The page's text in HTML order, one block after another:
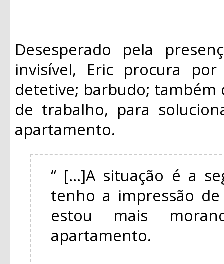
Desesperado pela
invisível, Eric procura
detetive; barbudo;
de trabalho, para
apartamento.
“ [...]A situação é a
tenho a impressão
estou mais
apartamento.